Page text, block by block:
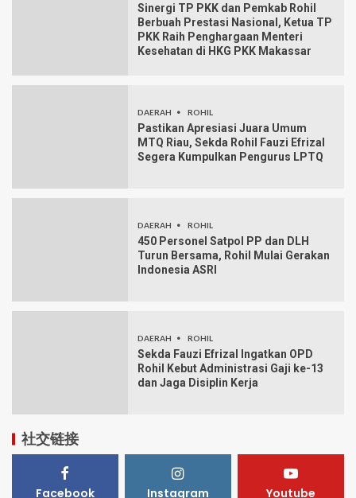
Sinergi TP PKK dan Pemkab Rohil
Berbuah Prestasi Nasional, Ketua TP
PKK Raih Penghargaan Menteri
Kesehatan di HKG PKK Makassar
DAERAH ROHIL
Pastikan Apresiasi Juara Umum
MTQ Riau, Sekda Rohil Fauzi Efrizal
Segera Kumpulkan Pengurus LPTQ
DAERAH ROHIL
450 Personel Satpol PP dan DLH
Turun Bersama, Rohil Mulai Gerakan
Indonesia ASRI
DAERAH ROHIL
Sekda Fauzi Efrizal Ingatkan OPD
Rohil Kebut Administrasi Gaji ke-13
dan Jaga Disiplin Kerja
社交链接
Facebook Instagram Youtube